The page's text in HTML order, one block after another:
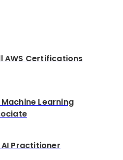
AWS Certifications
Learning
Practitioner